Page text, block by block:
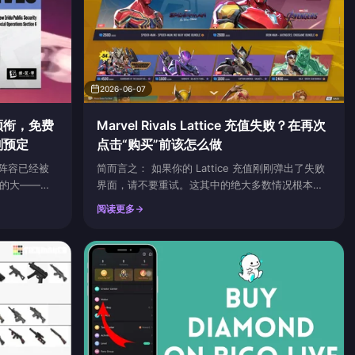
，免费
定
容已经被
的大——上
盘，对新
目前能确认
2026-06-07
Marvel Rivals Lattice 充值失败？在再次
点击“购买”前该怎么做
简而言之： 如果你的 Lattice 充值刚刚弹出了失败
界面，请不要重试。这其中的绝大多数情况根本不
是付款丢失，而是银行的待处理预授权占用，它们
会在几天内自动撤销。而把一次虚无的扣款变成两
买。第一步是检查资金是否真的离开了你的账户。
如果确实扣款了但 Lattice 没有到账，请保存好你
的订单 ID 和收据，然后向 NetEase 提交工单。官
方的 M...
阅读更多